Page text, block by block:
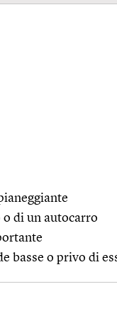
di un autocarro
basse o privo di